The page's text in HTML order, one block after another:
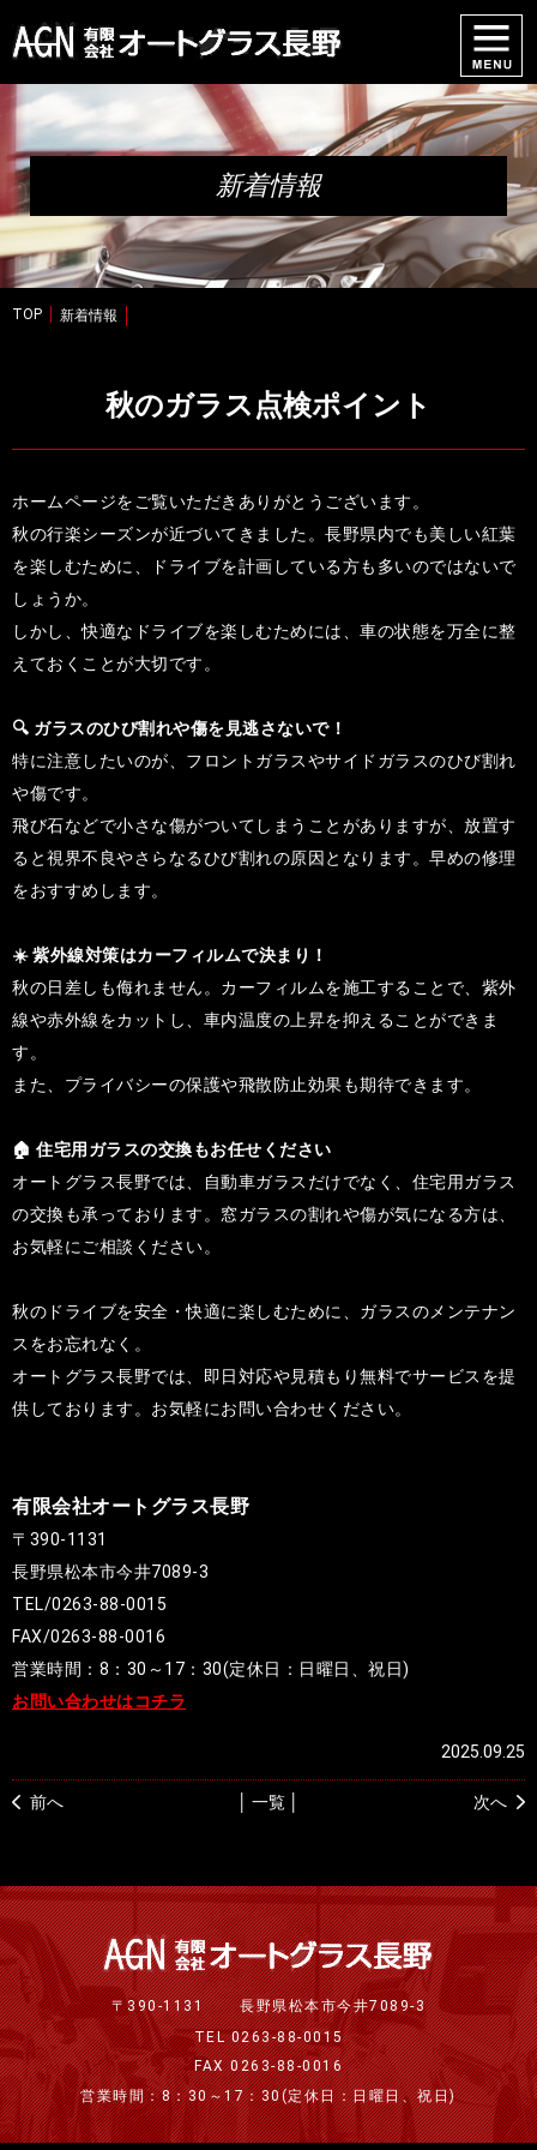
新着情報
TOP 新着情報
秋のガラス点検ポイント
ホームページをご覧いただきありがとうございます。
秋の行楽シーズンが近づいてきました。長野県内でも美しい紅葉
を楽しむために、ドライブを計画している方も多いのではないで
しょうか。
しかし、快適なドライブを楽しむためには、車の状態を万全に整
えておくことが大切です。
🔍 ガラスのひび割れや傷を見逃さないで！
特に注意したいのが、フロントガラスやサイドガラスのひび割れ
や傷です。
飛び石などで小さな傷がついてしまうことがありますが、放置す
ると視界不良やさらなるひび割れの原因となります。早めの修理
をおすすめします。
☀️ 紫外線対策はカーフィルムで決まり！
秋の日差しも侮れません。カーフィルムを施工することで、紫外
線や赤外線をカットし、車内温度の上昇を抑えることができま
す。
また、プライバシーの保護や飛散防止効果も期待できます。
🏠 住宅用ガラスの交換もお任せください
オートグラス長野では、自動車ガラスだけでなく、住宅用ガラス
の交換も承っております。窓ガラスの割れや傷が気になる方は、
お気軽にご相談ください。
秋のドライブを安全・快適に楽しむために、ガラスのメンテナン
スをお忘れなく。
オートグラス長野では、即日対応や見積もり無料でサービスを提
供しております。お気軽にお問い合わせください。
有限会社オートグラス長野
〒390-1131
長野県松本市今井7089-3
TEL/0263-88-0015
FAX/0263-88-0016
営業時間：8：30～17：30(定休日：日曜日、祝日)
お問い合わせはコチラ
2025.09.25
前へ 次へ
│ 一覧 │
〒390-1131
長野県松本市今井7089-3
TEL 0263-88-0015
FAX 0263-88-0016
営業時間：8：30～17：30(定休日：日曜日、祝日)